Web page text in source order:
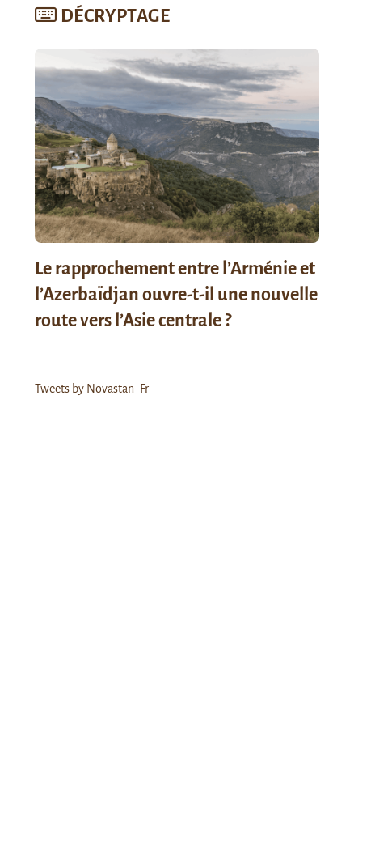
DÉCRYPTAGE
Le rapprochement entre l’Arménie et
l’Azerbaïdjan ouvre-t-il une nouvelle
route vers l’Asie centrale ?
Tweets by Novastan_Fr